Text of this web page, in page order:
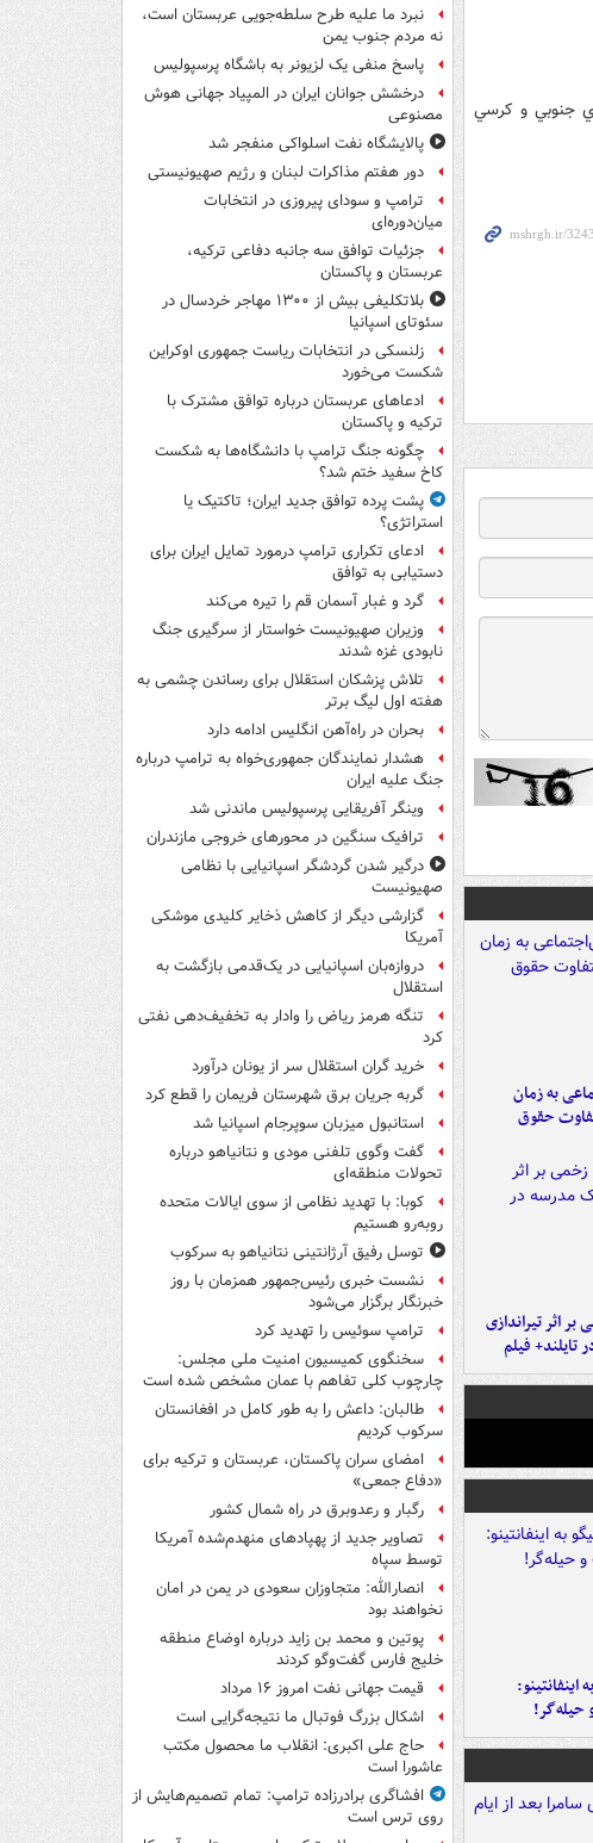
جنوبي و کرسي
به زمان
حقوق
بر اثر تیراندازی
فیلم
اینفانتینو:
حیله‌گر!
نبرد ما علیه طرح سلطه‌جویی عربستان است،
نه مردم جنوب یمن
پاسخ منفی یک لزیونر به باشگاه پرسپولیس
درخشش جوانان ایران در المپیاد جهانی هوش
مصنوعی
پالایشگاه نفت اسلواکی منفجر شد
دور هفتم مذاکرات لبنان و رژیم صهیونیستی
ترامپ و سودای پیروزی در انتخابات
میان‌دوره‌ای
جزئیات توافق سه جانبه دفاعی ترکیه،
عربستان و پاکستان
بلاتکلیفی بیش از ۱۳۰۰ مهاجر خردسال در
سئوتای اسپانیا
زلنسکی در انتخابات ریاست جمهوری اوکراین
شکست می‌خورد
ادعاهای عربستان درباره توافق مشترک با
ترکیه و پاکستان
چگونه جنگ ترامپ با دانشگاه‌ها به شکست
کاخ سفید ختم شد؟
پشت پرده توافق جدید ایران؛ تاکتیک یا
استراتژی؟
ادعای تکراری ترامپ درمورد تمایل ایران برای
دستیابی به توافق
گرد و غبار آسمان قم را تیره می‌کند
وزیران صهیونیست خواستار از سرگیری جنگ
نابودی غزه شدند
تلاش پزشکان استقلال برای رساندن چشمی به
هفته اول لیگ برتر
بحران در راه‌آهن انگلیس ادامه دارد
هشدار نمایندگان جمهوری‌خواه به ترامپ درباره
جنگ علیه ایران
وینگر آفریقایی پرسپولیس ماندنی شد
ترافیک سنگین در محورهای خروجی مازندران
درگیر شدن گردشگر اسپانیایی با نظامی
صهیونیست
گزارشی دیگر از کاهش ذخایر کلیدی موشکی
آمریکا
دروازه‌بان اسپانیایی در یک‌قدمی بازگشت به
استقلال
تنگه هرمز ریاض را وادار به تخفیف‌دهی نفتی
کرد
خرید گران استقلال سر از یونان درآورد
گربه جریان برق شهرستان فریمان را قطع کرد
استانبول میزبان سوپرجام اسپانیا شد
گفت وگوی تلفنی مودی و نتانیاهو درباره
تحولات منطقه‌ای
کوبا: با تهدید نظامی از سوی ایالات متحده
روبه‌رو هستیم
توسل رفیق آرژانتینی نتانیاهو به سرکوب
نشست خبری رئیس‌جمهور همزمان با روز
خبرنگار برگزار می‌شود
ترامپ سوئیس را تهدید کرد
سخنگوی کمیسیون امنیت ملی مجلس:
چارچوب کلی تفاهم با عمان مشخص شده است
طالبان: داعش را به طور کامل در افغانستان
سرکوب کردیم
امضای سران پاکستان، عربستان و ترکیه برای
«دفاع جمعی»
رگبار و رعدوبرق در راه شمال کشور
تصاویر جدید از پهپادهای منهدم‌شده آمریکا
توسط سپاه
انصارالله: متجاوزان سعودی در یمن در امان
نخواهند بود
پوتین و محمد بن زاید درباره اوضاع منطقه
خلیج فارس گفت‌وگو کردند
قیمت جهانی نفت امروز ۱۶ مرداد
اشکال بزرگ فوتبال ما نتیجه‌گرایی است
حاج علی اکبری: انقلاب ما محصول مکتب
عاشورا است
افشاگری برادرزاده ترامپ: تمام تصمیم‌هایش از
روی ترس است